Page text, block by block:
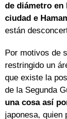
de diámetro en
ciudad e
están
Por motivos de
restringido un
que existe la
de la Segunda
una cosa así
japonesa, quien